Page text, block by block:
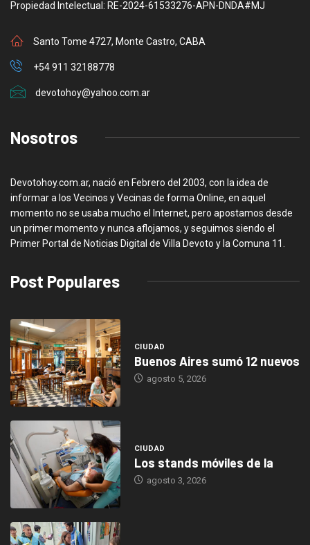
Propiedad Intelectual: RE-2024-61533276-APN-DNDA#MJ
Santo Tome 4727, Monte Castro, CABA
+54 911 32188778
devotohoy@yahoo.com.ar
Nosotros
Devotohoy.com.ar, nació en Febrero del 2003, con la idea de
informar a los Vecinos y Vecinas de forma Online, en aquel
momento no se usaba mucho el Internet, pero apostamos desde
un primer momento y nunca aflojamos, y seguimos siendo el
Primer Portal de Noticias Digital de Villa Devoto y la Comuna 11.
Post Populares
CIUDAD
Buenos Aires sumó 12 nuevos
agosto 5, 2026
CIUDAD
Los stands móviles de la
agosto 3, 2026